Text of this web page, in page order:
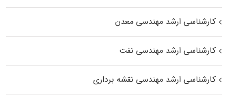
کارشناسی ارشد مهندسی معدن
کارشناسی ارشد مهندسی نفت
کارشناسی ارشد مهندسی نقشه برداری